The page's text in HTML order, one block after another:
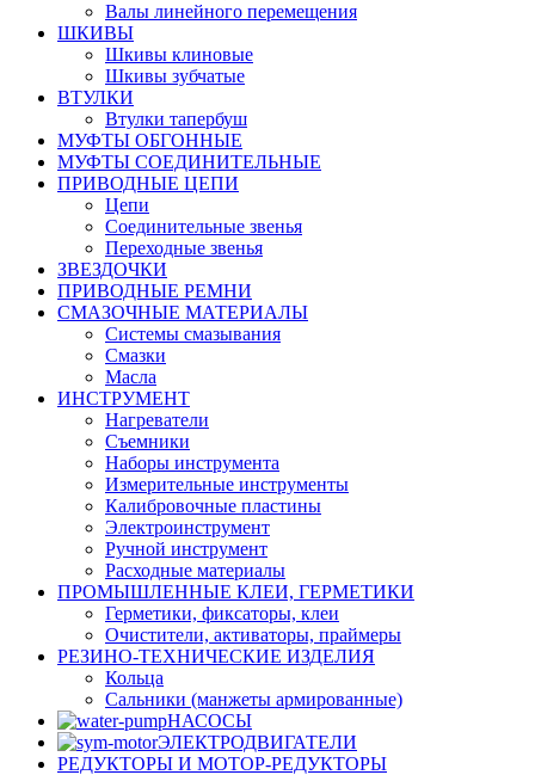
Валы линейного перемещения
ШКИВЫ
Шкивы клиновые
Шкивы зубчатые
ВТУЛКИ
Втулки тапербуш
МУФТЫ ОБГОННЫЕ
МУФТЫ СОЕДИНИТЕЛЬНЫЕ
ПРИВОДНЫЕ ЦЕПИ
Цепи
Соединительные звенья
Переходные звенья
ЗВЕЗДОЧКИ
ПРИВОДНЫЕ РЕМНИ
СМАЗОЧНЫЕ МАТЕРИАЛЫ
Системы смазывания
Смазки
Масла
ИНСТРУМЕНТ
Нагреватели
Съемники
Наборы инструмента
Измерительные инструменты
Калибровочные пластины
Электроинструмент
Ручной инструмент
Расходные материалы
ПРОМЫШЛЕННЫЕ КЛЕИ, ГЕРМЕТИКИ
Герметики, фиксаторы, клеи
Очистители, активаторы, праймеры
РЕЗИНО-ТЕХНИЧЕСКИЕ ИЗДЕЛИЯ
Кольца
Сальники (манжеты армированные)
НАСОСЫ
ЭЛЕКТРОДВИГАТЕЛИ
РЕДУКТОРЫ И МОТОР-РЕДУКТОРЫ